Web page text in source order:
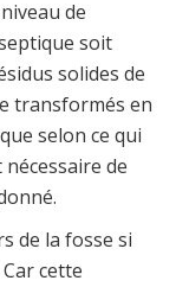
de
soit
solides de
transformés en
selon ce qui
de
de la fosse si
cette